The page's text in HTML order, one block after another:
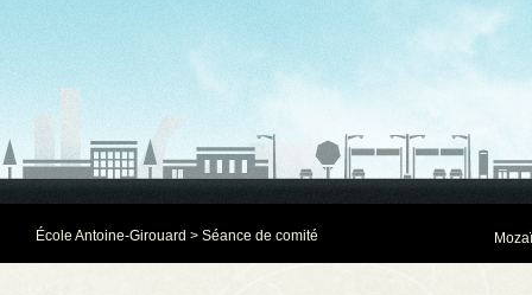
École Antoine-Girouard > Séance de comité